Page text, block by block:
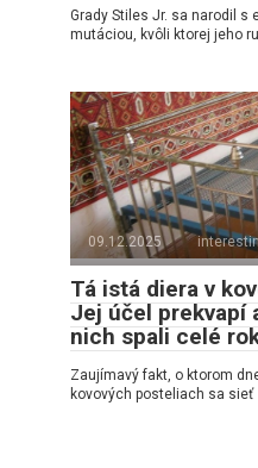
Grady Stiles Jr. sa narodil s
mutáciou, kvôli ktorej jeho
09.12.2025
Tá istá diera v
Jej účel prekvapí
nich spali celé
Zaujímavý fakt, o ktorom
kovových posteliach sa sieť